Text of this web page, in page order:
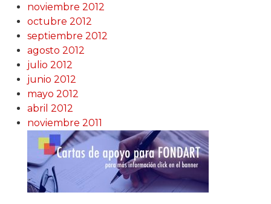
noviembre 2012
octubre 2012
septiembre 2012
agosto 2012
julio 2012
junio 2012
mayo 2012
abril 2012
noviembre 2011